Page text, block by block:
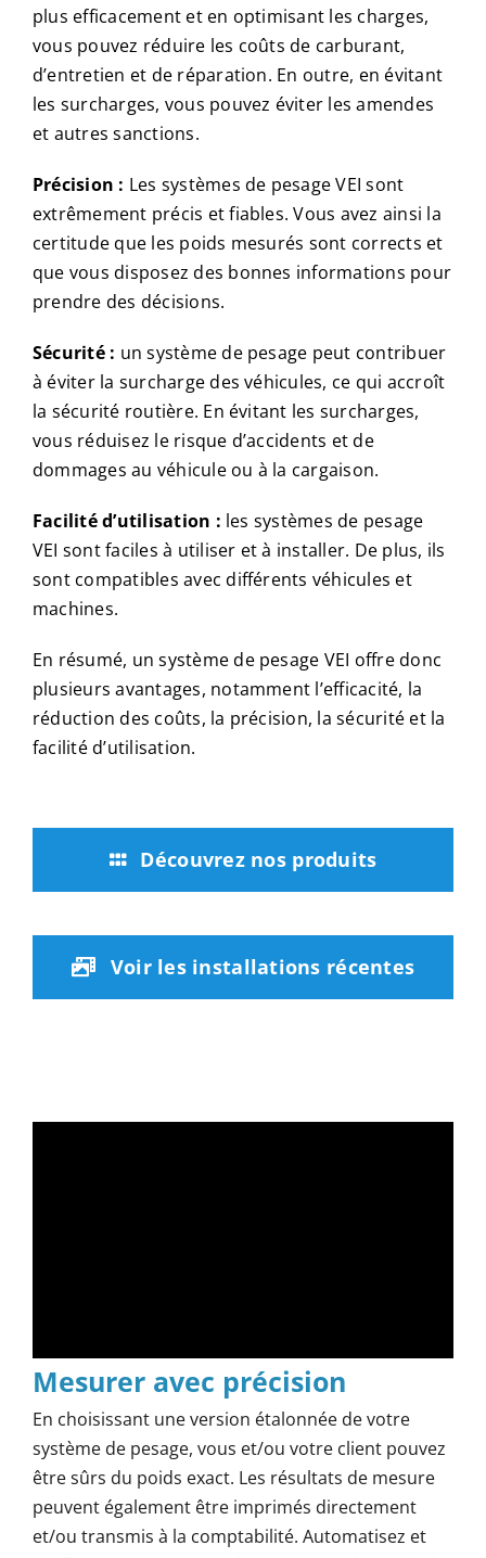
plus efficacement et en optimisant les charges,
vous pouvez réduire les coûts de carburant,
d’entretien et de réparation. En outre, en évitant
les surcharges, vous pouvez éviter les amendes
et autres sanctions.
Précision : Les systèmes de pesage VEI sont
extrêmement précis et fiables. Vous avez ainsi la
certitude que les poids mesurés sont corrects et
que vous disposez des bonnes informations pour
prendre des décisions.
Sécurité : un système de pesage peut contribuer
à éviter la surcharge des véhicules, ce qui accroît
la sécurité routière. En évitant les surcharges,
vous réduisez le risque d’accidents et de
dommages au véhicule ou à la cargaison.
Facilité d’utilisation : les systèmes de pesage
VEI sont faciles à utiliser et à installer. De plus, ils
sont compatibles avec différents véhicules et
machines.
En résumé, un système de pesage VEI offre donc
plusieurs avantages, notamment l’efficacité, la
réduction des coûts, la précision, la sécurité et la
facilité d’utilisation.
Découvrez nos produits
Voir les installations récentes
Mesurer avec précision
En choisissant une version étalonnée de votre
système de pesage, vous et/ou votre client pouvez
être sûrs du poids exact. Les résultats de mesure
peuvent également être imprimés directement
et/ou transmis à la comptabilité. Automatisez et